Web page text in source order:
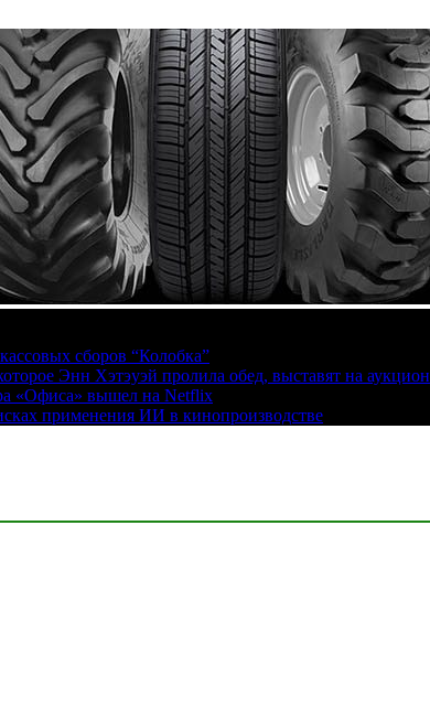
сборов “Колобка”
Энн Хэтэуэй пролила обед, выставят на аукцион
«Офиса» вышел на Netflix
применения ИИ в кинопроизводстве